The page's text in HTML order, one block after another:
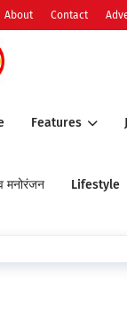
About Contact
Features
मनोरंजन Lifestyle